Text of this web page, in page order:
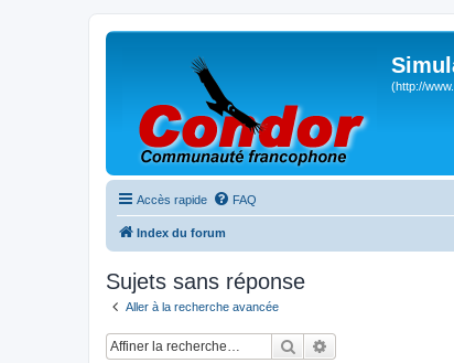
(http://
Accès rapide FAQ
Index du forum
Sujets sans réponse
Aller à la recherche avancée
Rechercher